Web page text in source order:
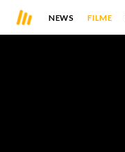
NEWS FILME